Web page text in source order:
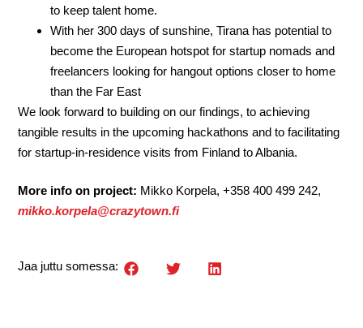
to keep talent home.
With her 300 days of sunshine, Tirana has potential to
become the European hotspot for startup nomads and
freelancers looking for hangout options closer to home
than the Far East
We look forward to building on our findings, to achieving
tangible results in the upcoming hackathons and to facilitating
for startup-in-residence visits from Finland to Albania.
More info on project: Mikko Korpela, +358 400 499 242,
mikko.korpela@crazytown.fi
Jaa juttu somessa: